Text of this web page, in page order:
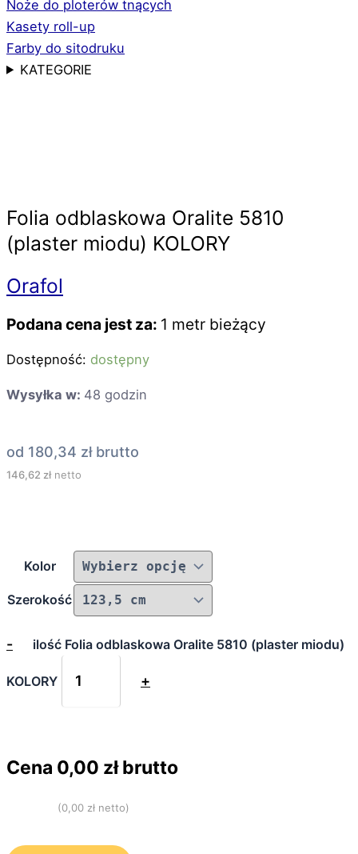
Noże do ploterów tnących
Kasety roll-up
Farby do sitodruku
KATEGORIE
Folia odblaskowa Oralite 5810
(plaster miodu) KOLORY
Orafol
Podana cena jest za: 1 metr bieżący
Dostępność: dostępny
Wysyłka w: 48 godzin
od 180,34 złbrutto
146,62 złnetto
Kolor
Szerokość
- ilość Folia odblaskowa Oralite 5810 (plaster miodu)
KOLORY +
Cena 0,00 zł brutto
(0,00 zł netto)